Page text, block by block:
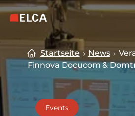
Skip to main content
Skip to footer
ELCA Logo — zurück zur
Startseite News
Finnova Docucom &
Events